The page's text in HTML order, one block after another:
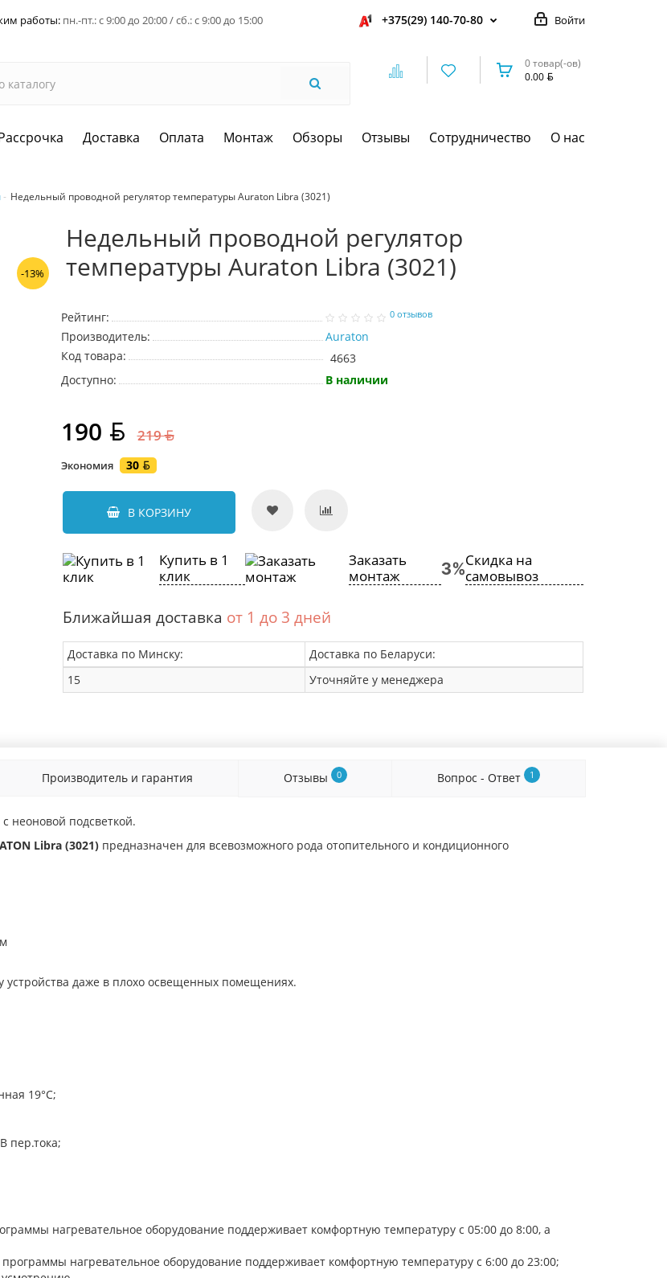
работы: пн.-пт.: с 9:00 до 20:00 / сб.: с 9:00 до 15:00 Войти
+375(29) 140-70-80
0 товар(-ов)
0.00
Доставка Оплата Монтаж Обзоры Отзывы Сотрудничество О нас
Hедельный проводной регулятор температуры Auraton Libra (3021)
-13%
Hедельный проводной регулятор
температуры Auraton Libra (3021)
Рейтинг: 0 отзывов
Производитель:
Auraton
Код товара:
4663
Доступно:
В наличии
190 219
Экономия 30
В КОРЗИНУ
Купить в 1
клик
Заказать
монтаж
Скидка на
самовывоз
Ближайшая доставка от 1 до 3 дней
Доставка по Минску:
Доставка по Беларуси:
15
Уточняйте у менеджера
Производитель и гарантия Отзывы 0 Вопрос - Ответ 1
неоновой подсветкой.
Libra (3021) предназначен для всевозможного рода отопительного и кондиционного
устройства даже в плохо освещенных помещениях.
19°C;
пер.тока;
нагревательное оборудование поддерживает комфортную температуру с 05:00 до 8:00, а
нагревательное оборудование поддерживает комфортную температуру с 6:00 до 23:00;